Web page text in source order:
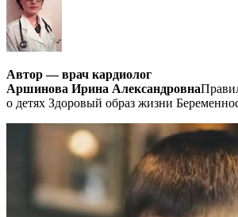
Автор — врач кардиолог
Аршинова Ирина Александровна
о детях Здоровый образ жизни